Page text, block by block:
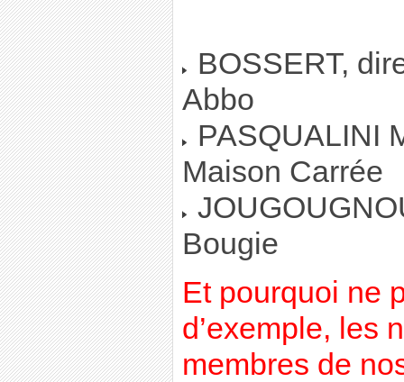
BOSSERT,
Abbo
PASQUALINI
Maison Carrée
Bougie
Et pourquoi ne
d’exemple, les
membres de